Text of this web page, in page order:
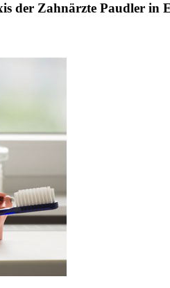
der Zahnärzte Paudler in